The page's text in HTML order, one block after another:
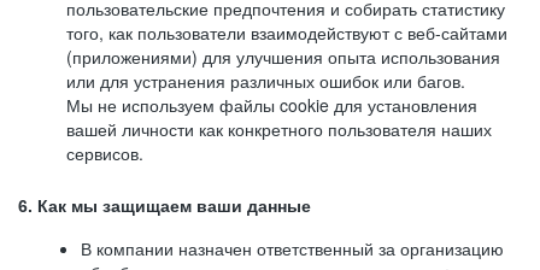
пользовательские предпочтения и собирать статистику
того, как пользователи взаимодействуют с веб-сайтами
(приложениями) для улучшения опыта использования
или для устранения различных ошибок или багов.
Мы не используем файлы cookie для установления
вашей личности как конкретного пользователя наших
сервисов.
6. Как мы защищаем ваши данные
В компании назначен ответственный за организацию